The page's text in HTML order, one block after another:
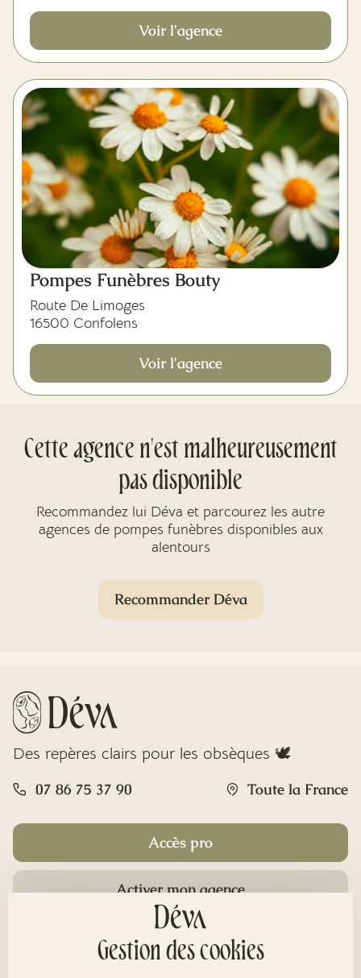
Voir l'agence
Pompes Funèbres Bouty
Route De Limoges
16500 Confolens
Voir l'agence
Cette agence n'est malheureusement
pas disponible
Recommandez lui Déva et parcourez les autre
agences de pompes funèbres disponibles aux
alentours
Recommander Déva
Des repères clairs pour les obsèques 🕊️
07 86 75 37 90 Toute la France
Accès pro
Activer mon agence
Gestion des cookies